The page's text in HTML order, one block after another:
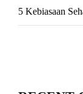
5 Kebiasaan